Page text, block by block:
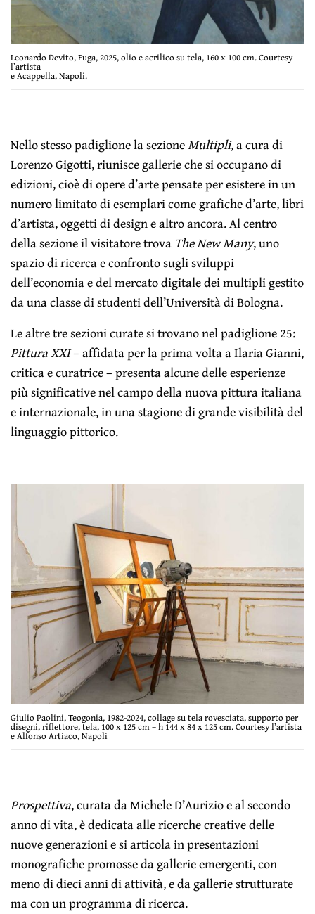
Leonardo Devito, Fuga, 2025, olio e acrilico su tela, 160 x 100 cm. Courtesy
l’artista
e Acappella, Napoli.
Nello stesso padiglione la sezioneMultipli, a cura di
Lorenzo Gigotti, riunisce gallerie che si occupano di
edizioni, cioè di opere d’arte pensate per esistere in un
numero limitato di esemplari come grafiche d’arte, libri
d’artista, oggetti di design e altro ancora. Al centro
della sezione il visitatore trova The New Many, uno
spazio di ricerca e confronto sugli sviluppi
dell’economia e del mercato digitale dei multipli gestito
da una classe di studenti dell’Università di Bologna.
Le altre tre sezioni curate si trovano nel padiglione 25:
Pittura XXI– affidata per la prima volta a Ilaria Gianni,
critica e curatrice – presenta alcune delle esperienze
più significative nel campo della nuova pittura italiana
e internazionale, in una stagione di grande visibilità del
linguaggio pittorico.
Giulio Paolini, Teogonia, 1982-2024, collage su tela rovesciata, supporto per
disegni, riflettore, tela, 100 x 125 cm – h 144 x 84 x 125 cm. Courtesy l’artista
e Alfonso Artiaco, Napoli
Prospettiva, curata da Michele D’Aurizio e al secondo
anno di vita, è dedicata alle ricerche creative delle
nuove generazioni e si articola in presentazioni
monografiche promosse da gallerie emergenti, con
meno di dieci anni di attività, e da gallerie strutturate
ma con un programma di ricerca.